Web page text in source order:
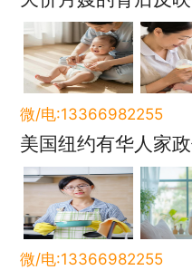
微/电:13366982255
美国纽约有华人家
微/电:13366982255